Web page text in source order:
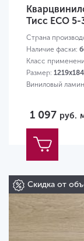
Тисс ЕСО 5-
Страна
Наличие фаски:
Класс
Размер:
Виниловый
1 097 руб.
Скидка от